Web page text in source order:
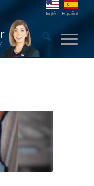
Inglés Español